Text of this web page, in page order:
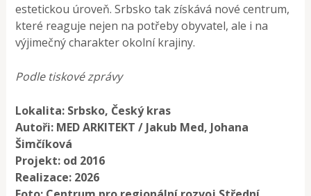
estetickou úroveň. Srbsko tak získává nové centrum,
které reaguje nejen na potřeby obyvatel, ale i na
výjimečný charakter okolní krajiny.
Podle tiskové zprávy
Lokalita: Srbsko, Český kras
Autoři: MED ARKITEKT / Jakub Med, Johana
Šimčíková
Projekt: od 2016
Realizace: 2026